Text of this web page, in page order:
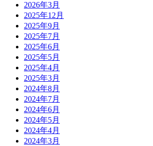
2026年3月
2025年12月
2025年9月
2025年7月
2025年6月
2025年5月
2025年4月
2025年3月
2024年8月
2024年7月
2024年6月
2024年5月
2024年4月
2024年3月